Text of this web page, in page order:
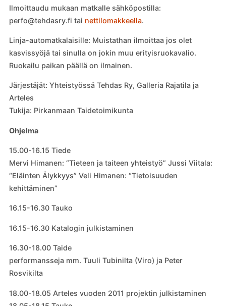
Ilmoittaudu mukaan matkalle sähköpostilla:
perfo@tehdasry.fi tai nettilomakkeella.
Linja-automatkalaisille: Muistathan ilmoittaa jos olet
kasvissyöjä tai sinulla on jokin muu erityisruokavalio.
Ruokailu paikan päällä on ilmainen.
Järjestäjät: Yhteistyössä Tehdas Ry, Galleria Rajatila ja
Arteles
Tukija: Pirkanmaan Taidetoimikunta
Ohjelma
15.00-16.15 Tiede
Mervi Himanen: “Tieteen ja taiteen yhteistyö” Jussi Viitala:
“Eläinten Älykkyys” Veli Himanen: “Tietoisuuden
kehittäminen”
16.15-16.30 Tauko
16.15-16.30 Katalogin julkistaminen
16.30-18.00 Taide
performansseja mm. Tuuli Tubinilta (Viro) ja Peter
Rosvikilta
18.00-18.05 Arteles vuoden 2011 projektin julkistaminen